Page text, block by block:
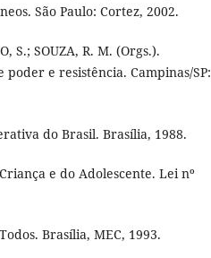
São Paulo: Cortez, 2002.
S.; SOUZA, R. M. (Orgs.).
e resistência. Campinas/SP:
do Brasil. Brasília, 1988.
e do Adolescente. Lei nº
Brasília, MEC, 1993.